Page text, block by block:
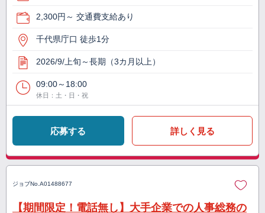
2,300円～ 交通費支給あり
千代県庁口 徒歩1分
2026/9/上旬～長期（3カ月以上）
09:00～18:00
休日：土・日・祝
応募する 詳しく見る
ジョブNo. A01488677
【期間限定！電話無し】大手企業での人事総務の